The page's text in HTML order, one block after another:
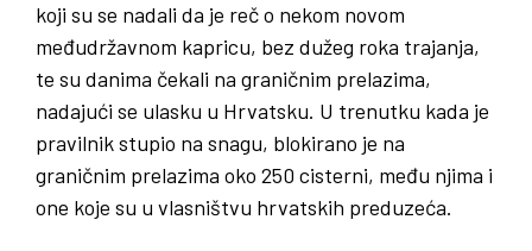
koji su se nadali da je reč o nekom novom
međudržavnom kapricu, bez dužeg roka trajanja,
te su danima čekali na graničnim prelazima,
nadajući se ulasku u Hrvatsku. U trenutku kada je
pravilnik stupio na snagu, blokirano je na
graničnim prelazima oko 250 cisterni, među njima i
one koje su u vlasništvu hrvatskih preduzeća.